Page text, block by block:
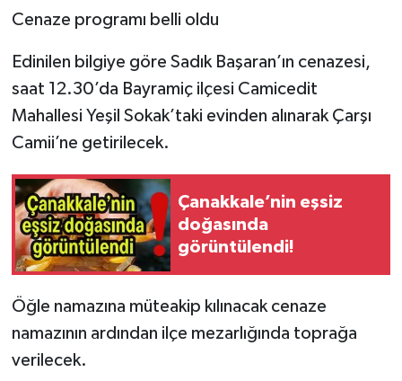
Cenaze programı belli oldu
Edinilen bilgiye göre Sadık Başaran’ın cenazesi,
saat 12.30’da Bayramiç ilçesi Camicedit
Mahallesi Yeşil Sokak’taki evinden alınarak Çarşı
Camii’ne getirilecek.
Çanakkale’nin eşsiz
doğasında
görüntülendi!
Öğle namazına müteakip kılınacak cenaze
namazının ardından ilçe mezarlığında toprağa
verilecek.